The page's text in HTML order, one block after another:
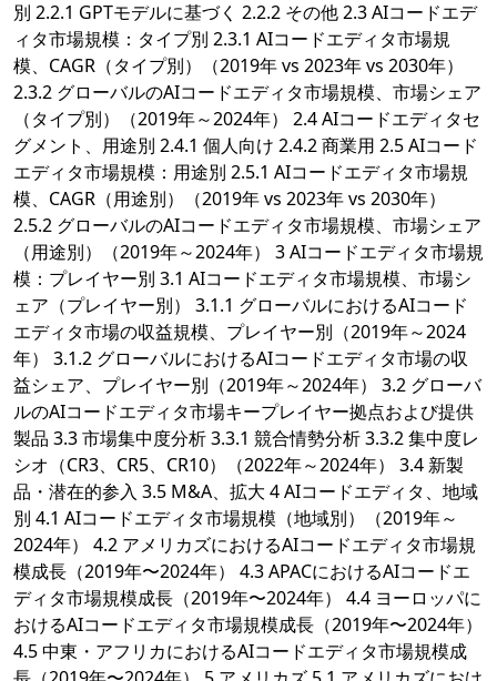
別 2.2.1 GPTモデルに基づく 2.2.2 その他 2.3 AIコードエデ
ィタ市場規模：タイプ別 2.3.1 AIコードエディタ市場規
模、CAGR（タイプ別）（2019年 vs 2023年 vs 2030年）
2.3.2 グローバルのAIコードエディタ市場規模、市場シェア
（タイプ別）（2019年～2024年） 2.4 AIコードエディタセ
グメント、用途別 2.4.1 個人向け 2.4.2 商業用 2.5 AIコード
エディタ市場規模：用途別 2.5.1 AIコードエディタ市場規
模、CAGR（用途別）（2019年 vs 2023年 vs 2030年）
2.5.2 グローバルのAIコードエディタ市場規模、市場シェア
（用途別）（2019年～2024年） 3 AIコードエディタ市場規
模：プレイヤー別 3.1 AIコードエディタ市場規模、市場シ
ェア（プレイヤー別） 3.1.1 グローバルにおけるAIコード
エディタ市場の収益規模、プレイヤー別（2019年～2024
年） 3.1.2 グローバルにおけるAIコードエディタ市場の収
益シェア、プレイヤー別（2019年～2024年） 3.2 グローバ
ルのAIコードエディタ市場キープレイヤー拠点および提供
製品 3.3 市場集中度分析 3.3.1 競合情勢分析 3.3.2 集中度レ
シオ（CR3、CR5、CR10）（2022年～2024年） 3.4 新製
品・潜在的参入 3.5 M&A、拡大 4 AIコードエディタ、地域
別 4.1 AIコードエディタ市場規模（地域別）（2019年～
2024年） 4.2 アメリカズにおけるAIコードエディタ市場規
模成長（2019年〜2024年） 4.3 APACにおけるAIコードエ
ディタ市場規模成長（2019年〜2024年） 4.4 ヨーロッパに
おけるAIコードエディタ市場規模成長（2019年〜2024年）
4.5 中東・アフリカにおけるAIコードエディタ市場規模成